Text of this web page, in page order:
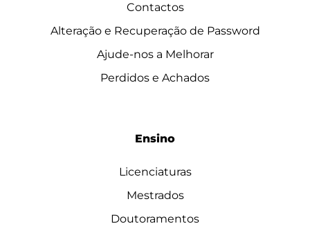
Contactos
Alteração e Recuperação de Password
Ajude-nos a Melhorar
Perdidos e Achados
Ensino
Licenciaturas
Mestrados
Doutoramentos